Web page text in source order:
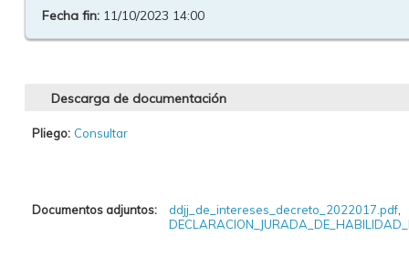
Fecha fin: 11/10/2023 14:00
Descarga de documentación
Pliego: Consultar
Documentos adjuntos: ddjj_de_intereses_decreto_2022017.pdf,